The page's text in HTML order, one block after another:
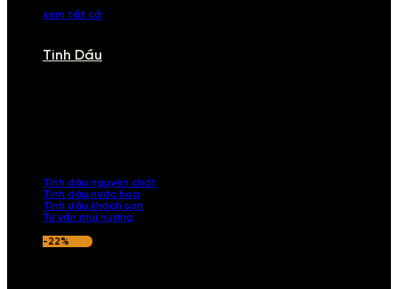
xem tất cả
Tinh Dầu
Tinh dầu nguyên chất
Tinh dầu nước hoa
Tinh dầu khách sạn
Tư vấn mùi hương
-22%